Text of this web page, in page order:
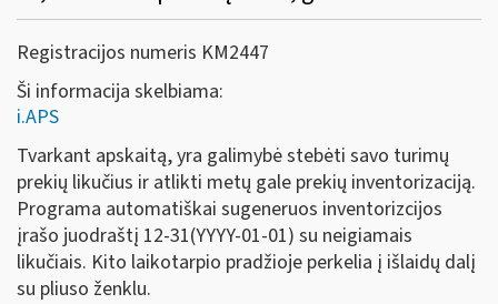
Registracijos numeris KM2447
Ši informacija skelbiama:
i.APS
Tvarkant apskaitą, yra galimybė stebėti savo turimų
prekių likučius ir atlikti metų gale prekių inventorizaciją.
Programa automatiškai sugeneruos inventorizcijos
įrašo juodraštį 12-31(YYYY-01-01) su neigiamais
likučiais. Kito laikotarpio pradžioje perkelia į išlaidų dalį
su pliuso ženklu.